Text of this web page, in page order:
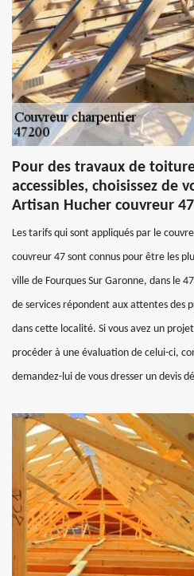
Pour des travaux de
accessibles, choisissez de
Artisan Hucher couvreur 47
Les tarifs qui sont appliqués par le
couvreur 47 sont connus pour être les
ville de Fourques Sur Garonne, dans le
de services répondent aux attentes des
dans cette localité. Si vous avez un
procéder à une évaluation de celui-ci,
demandez-lui de vous dresser un devis